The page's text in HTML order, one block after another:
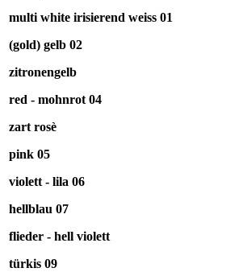
multi white irisierend weiss 01
(gold) gelb 02
zitronengelb
red - mohnrot 04
zart rosè
pink 05
violett - lila 06
hellblau 07
flieder - hell violett
türkis 09